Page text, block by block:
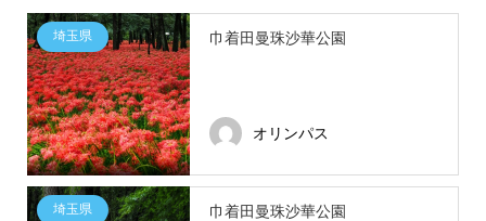
埼玉県 巾着田曼珠沙華公園
オリンパス
埼玉県 巾着田曼珠沙華公園